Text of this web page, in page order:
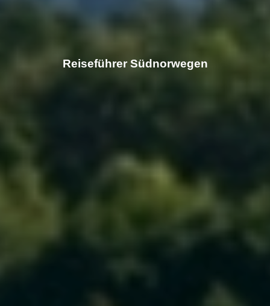
Reiseführer Südnorwegen